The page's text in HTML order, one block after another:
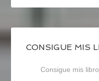
CONSIGUE MIS
Consigue mis